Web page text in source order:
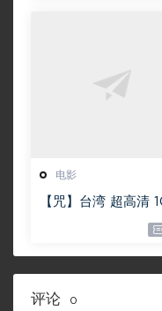
电影
【咒】台湾 超高清
网目前最清晰版本】
评论 0